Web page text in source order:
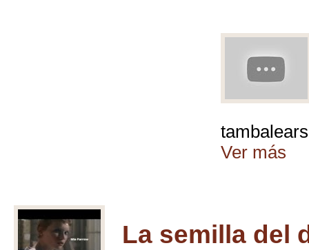
Ver más
La semilla del